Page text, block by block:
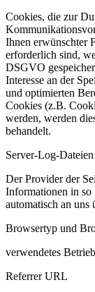
Cookies, die zur
Ihnen erwünschter
erforderlich sind,
DSGVO
Interesse an der
und optimierten
Cookies (z.B.
werden, werden
behandelt.
Server-Log-Dateien
Der Provider der
Informationen in so
automatisch an uns
Browsertyp und
verwendetes
Referrer URL